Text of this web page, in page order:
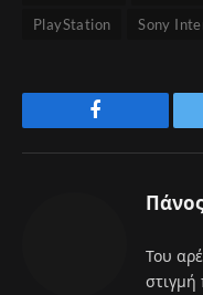
PlayStation
Sony
Facebook
Του
στιγμή